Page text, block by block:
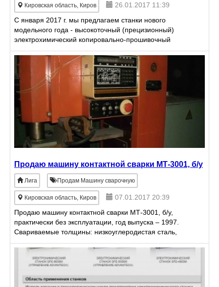
Кировская область, Киров
26.01.2017 11:39
С января 2017 г. мы предлагаем станки нового
модельного года - высокоточный (прецизионный)
электрохимический копировально-прошивочный
станок SFE-5000M для размерной
электрохимической обработки (ЭХО) т
Продаю машину контактной сварки МТ-3001, б/у
Лига Продам Машину сварочную
Кировская область, Киров
07.01.2017 20:39
Продаю машину контактной сварки МТ-3001, б/у,
практически без эксплуатации, год выпуска – 1997.
Свариваемые толщины: низкоуглеродистая сталь,
мм. от 0, 8+0, 8 до 7, 0+7, 0; нержавеющая сталь,
мм. от